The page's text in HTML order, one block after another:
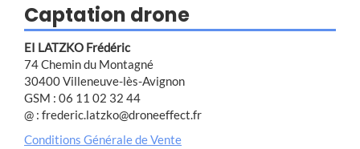
Captation drone
EI LATZKO Frédéric
74 Chemin du Montagné
30400 Villeneuve-lès-Avignon
GSM : 06 11 02 32 44
@ : frederic.latzko@droneeffect.fr
Conditions Générale de Vente